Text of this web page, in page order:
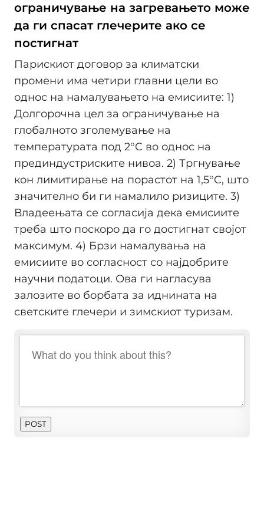
ограничување на загревањето може
да ги спасат глечерите ако се
постигнат
Парискиот договор за климатски
промени има четири главни цели во
однос на намалувањето на емисиите: 1)
Долгорочна цел за ограничување на
глобалното зголемување на
температурата под 2°C во однос на
прединдустриските нивоа. 2) Тргнување
кон лимитирање на порастот на 1,5°C, што
значително би ги намалило ризиците. 3)
Владеењата се согласија дека емисиите
треба што поскоро да го достигнат својот
максимум. 4) Брзи намалувања на
емисиите во согласност со најдобрите
научни податоци. Ова ги нагласува
залозите во борбата за иднината на
светските глечери и зимскиот туризам.
POST